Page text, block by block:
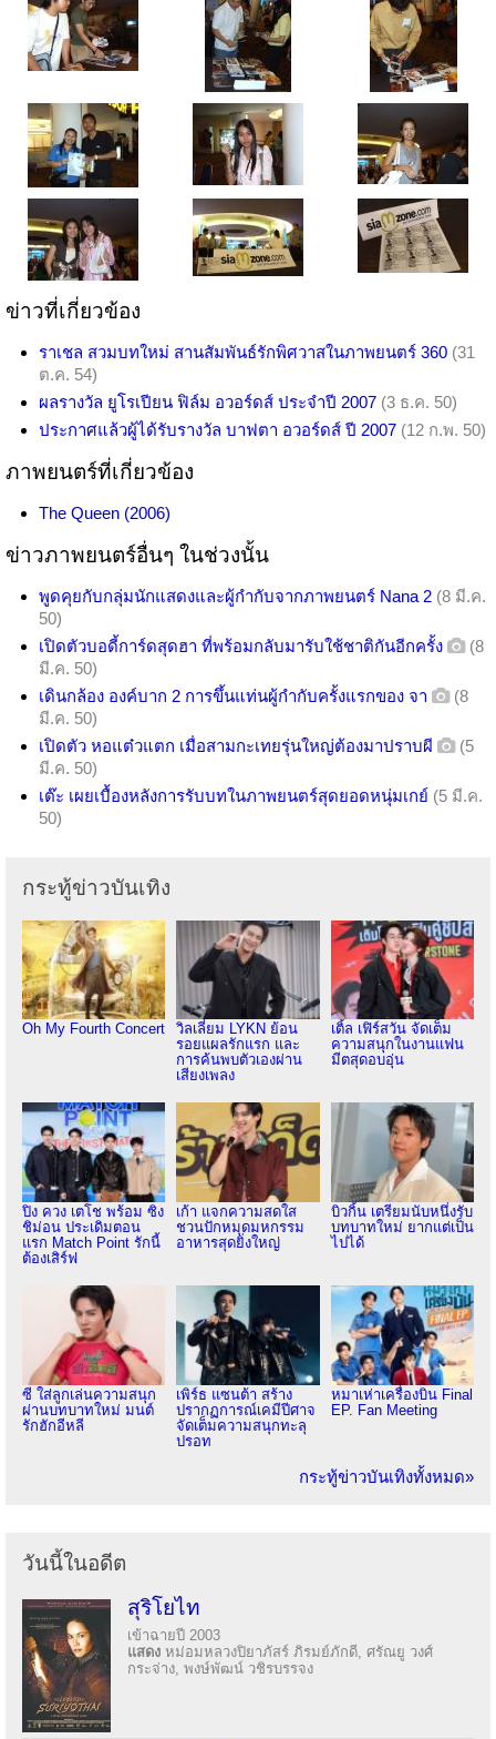
ข่าวที่เกี่ยวข้อง
ราเชล สวมบทใหม่ สานสัมพันธ์รักพิศวาสในภาพยนตร์ 360 (31
ต.ค. 54)
ผลรางวัล ยูโรเปียน ฟิล์ม อวอร์ดส์ ประจำปี 2007 (3 ธ.ค. 50)
ประกาศแล้วผู้ได้รับรางวัล บาฟตา อวอร์ดส์ ปี 2007 (12 ก.พ. 50)
ภาพยนตร์ที่เกี่ยวข้อง
The Queen (2006)
ข่าวภาพยนตร์อื่นๆ ในช่วงนั้น
พูดคุยกับกลุ่มนักแสดงและผู้กำกับจากภาพยนตร์ Nana 2 (8 มี.ค.
50)
เปิดตัวบอดี้การ์ดสุดฮา ที่พร้อมกลับมารับใช้ชาติกันอีกครั้ง
(8
มี.ค. 50)
เดินกล้อง องค์บาก 2 การขึ้นแท่นผู้กำกับครั้งแรกของ จา
(8
มี.ค. 50)
เปิดตัว หอแต๋วแตก เมื่อสามกะเทยรุ่นใหญ่ต้องมาปราบผี
(5
มี.ค. 50)
เต๊ะ เผยเบื้องหลังการรับบทในภาพยนตร์สุดยอดหนุ่มเกย์ (5 มี.ค.
50)
กระทู้ข่าวบันเทิง
Oh My Fourth Concert
วิลเลี่ยม LYKN ย้อน
รอยแผลรักแรก และ
การค้นพบตัวเองผ่าน
เสียงเพลง
เติ้ล เฟิร์สวัน จัดเต็ม
ความสนุกในงานแฟน
มีตสุดอบอุ่น
ปิง ควง เตโช พร้อม ซิง
ชิม่อน ประเดิมตอน
แรก Match Point รักนี้
ต้องเสิร์ฟ
เก้า แจกความสดใส
ชวนปักหมุดมหกรรม
อาหารสุดยิ่งใหญ่
บิวกิ้น เตรียมนับหนึ่งรับ
บทบาทใหม่ ยากแต่เป็น
ไปได้
ซี ใส่ลูกเล่นความสนุก
ผ่านบทบาทใหม่ มนต์
รักฮักอีหลี
เพิร์ธ แซนต้า สร้าง
ปรากฏการณ์เคมีปีศาจ
จัดเต็มความสนุกทะลุ
ปรอท
หมาเห่าเครื่องบิน Final
EP. Fan Meeting
กระทู้ข่าวบันเทิงทั้งหมด»
วันนี้ในอดีต
สุริโยไท
เข้าฉายปี 2003
แสดง หม่อมหลวงปิยาภัสร์ ภิรมย์ภักดี, ศรัณยู วงศ์
กระจ่าง, พงษ์พัฒน์ วชิรบรรจง